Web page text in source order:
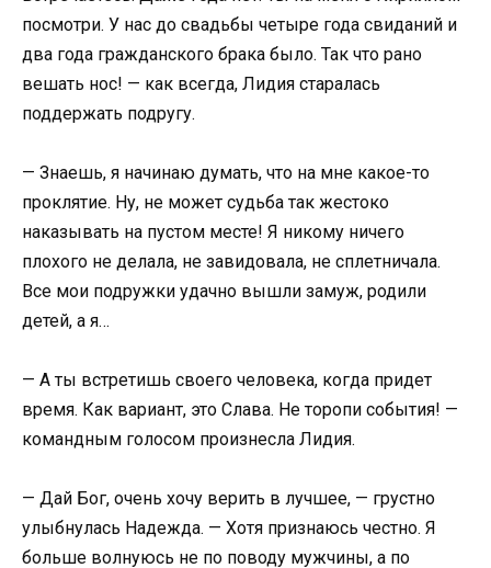
посмотри. У нас до свадьбы четыре года свиданий и
два года гражданского брака было. Так что рано
вешать нос! — как всегда, Лидия старалась
поддержать подругу.
— Знаешь, я начинаю думать, что на мне какое-то
проклятие. Ну, не может судьба так жестоко
наказывать на пустом месте! Я никому ничего
плохого не делала, не завидовала, не сплетничала.
Все мои подружки удачно вышли замуж, родили
детей, а я…
— А ты встретишь своего человека, когда придет
время. Как вариант, это Слава. Не торопи события! —
командным голосом произнесла Лидия.
— Дай Бог, очень хочу верить в лучшее, — грустно
улыбнулась Надежда. — Хотя признаюсь честно. Я
больше волнуюсь не по поводу мужчины, а по